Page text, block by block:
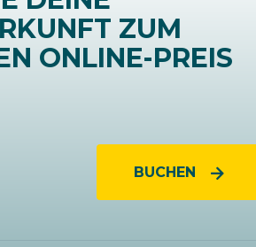
ZUM
ONLINE-PREIS
BUCHEN